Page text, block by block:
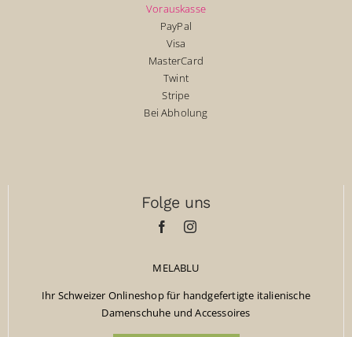
Vorauskasse
PayPal
Visa
MasterCard
Twint
Stripe
Bei Abholung
Folge uns
MELABLU
Ihr Schweizer Onlineshop für handgefertigte italienische
Damenschuhe und Accessoires